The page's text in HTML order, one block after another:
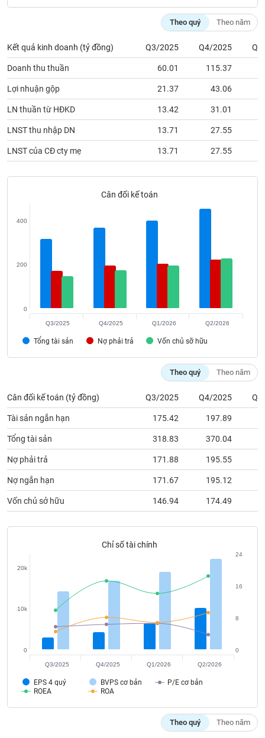
Theo quý Theo năm
Kết quả kinh doanh (tỷ đồng) Q3/2025 Q4/2025
Doanh thu thuần 60.01 115.37
Lợi nhuận gộp 21.37 43.06
LN thuần từ HĐKD 13.42 31.01
LNST thu nhập DN 13.71 27.55
LNST của CĐ cty mẹ 13.71 27.55
Cân đối kế toán
Tổng tài sản Nợ phải trả Vốn chủ sỡ hữu
0
200
400
Q3/2025 Q4/2025 Q1/2026 Q2/2026
Theo quý Theo năm
Cân đối kế toán (tỷ đồng) Q3/2025 Q4/2025
Tài sản ngắn hạn 175.42 197.89
Tổng tài sản 318.83 370.04
Nợ phải trả 171.88 195.55
Nợ ngắn hạn 171.67 195.12
Vốn chủ sở hữu 146.94 174.49
Chỉ số tài chính
EPS 4 quý BVPS cơ bản
P/E cơ bản
ROEA
ROA
0
10k
20k
0
8
16
24
Q3/2025 Q4/2025 Q1/2026 Q2/2026
Theo quý Theo năm
Báo
cáo
phân
tích
(-)
Thuật
ngữ
(-)
Sách
cụ
tư
Truyền
thông
tài
Dữ
chính